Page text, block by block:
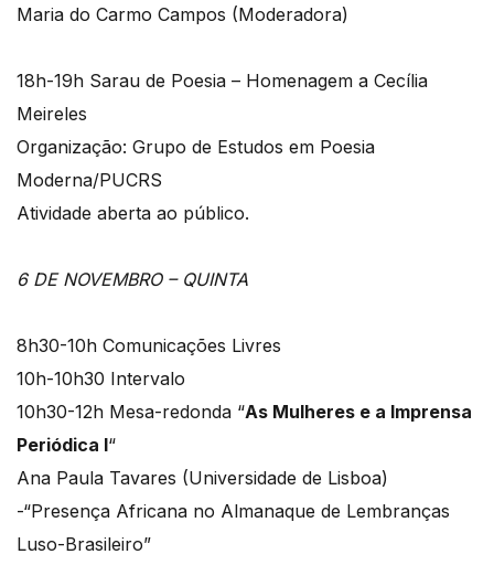
Maria do Carmo Campos (Moderadora)
18h-19h Sarau de Poesia – Homenagem a Cecília
Meireles
Organização: Grupo de Estudos em Poesia
Moderna/PUCRS
Atividade aberta ao público.
6 DE NOVEMBRO – QUINTA
8h30-10h Comunicações Livres
10h-10h30 Intervalo
10h30-12h Mesa-redonda “As Mulheres e a Imprensa
Periódica I“
Ana Paula Tavares (Universidade de Lisboa)
-“Presença Africana no Almanaque de Lembranças
Luso-Brasileiro”